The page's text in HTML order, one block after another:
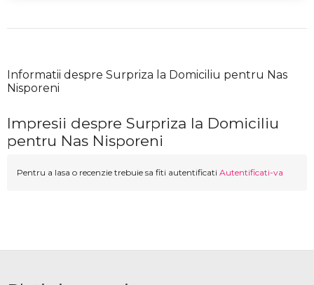
Informatii despre Surpriza la Domiciliu pentru Nas
Nisporeni
Impresii despre Surpriza la Domiciliu
pentru Nas Nisporeni
Pentru a lasa o recenzie trebuie sa fiti autentificati Autentificati-va